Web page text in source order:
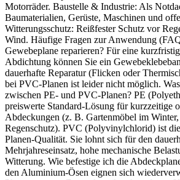
Motorräder. Baustelle & Industrie: Als
Baumaterialien, Gerüste, Maschinen und
Witterungsschutz: Reißfester Schutz vor
Wind. Häufige Fragen zur Anwendung
Gewebeplane reparieren? Für eine
Abdichtung können Sie ein
dauerhafte Reparatur (Flicken oder
bei PVC-Planen ist leider nicht möglich.
zwischen PE- und PVC-Planen? PE
preiswerte Standard-Lösung für kurzzeitige
Abdeckungen (z. B. Gartenmöbel im
Regenschutz). PVC (Polyvinylchlorid) ist
Planen-Qualität. Sie lohnt sich für den
Mehrjahreseinsatz, hohe mechanische
Witterung. Wie befestige ich die
den Aluminium-Ösen eignen sich